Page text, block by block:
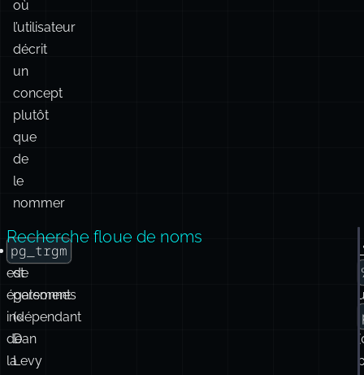
préfixe
sans
configuration
spéciale
Requêtes
où
l’utilisateur
décrit
un
concept
plutôt
que
de
le
nommer
Noms
pg_trgm
Recherche floue de noms